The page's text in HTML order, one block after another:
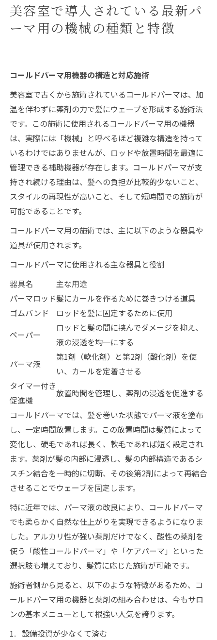
美容室で導入されている最新パ
ーマ用の機械の種類と特徴
コールドパーマ用機器の構造と対応施術
美容室で古くから施術されているコールドパーマは、加
温を伴わずに薬剤の力で髪にウェーブを形成する施術法
です。この施術に使用されるコールドパーマ用の機器
は、実際には「機械」と呼べるほど複雑な構造を持って
いるわけではありませんが、ロッドや放置時間を最適に
管理できる補助機器が存在します。コールドパーマが支
持され続ける理由は、髪への負担が比較的少ないこと、
スタイルの再現性が高いこと、そして短時間での施術が
可能であることです。
コールドパーマ用の施術では、主に以下のような器具や
道具が使用されます。
コールドパーマに使用される主な器具と役割
器具名
主な用途
パーマロッド髪にカールを作るために巻きつける道具
ゴムバンド
ロッドを髪に固定するために使用
ペーパー
ロッドと髪の間に挟んでダメージを抑え、
液の浸透を均一にする
パーマ液
第1剤（軟化剤）と第2剤（酸化剤）を使
い、カールを定着させる
タイマー付き
促進機
放置時間を管理し、薬剤の浸透を促進する
コールドパーマでは、髪を巻いた状態でパーマ液を塗布
し、一定時間放置します。この放置時間は髪質によって
変化し、硬毛であれば長く、軟毛であれば短く設定され
ます。薬剤が髪の内部に浸透し、髪の内部構造であるシ
スチン結合を一時的に切断、その後第2剤によって再結合
させることでウェーブを固定します。
特に近年では、パーマ液の改良により、コールドパーマ
でも柔らかく自然な仕上がりを実現できるようになりま
した。アルカリ性が強い薬剤だけでなく、酸性の薬剤を
使う「酸性コールドパーマ」や「ケアパーマ」といった
選択肢も増えており、髪質に応じた施術が可能です。
施術者側から見ると、以下のような特徴があるため、コ
ールドパーマ用の機器と薬剤の組み合わせは、今もサロ
ンの基本メニューとして根強い人気を誇ります。
設備投資が少なくて済む